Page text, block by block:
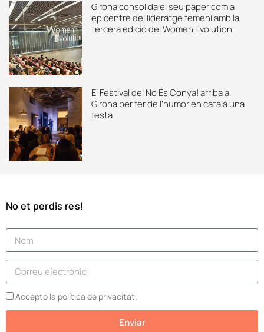
Girona consolida el seu paper com a
epicentre del lideratge femení amb la
tercera edició del Women Evolution
El Festival del No És Conya! arriba a
Girona per fer de l’humor en català una
festa
No et perdis res!
Accepto la política de privacitat.
Enviar